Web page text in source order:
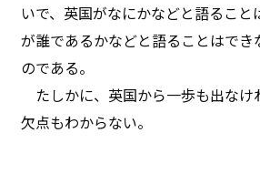
いで、英国がなにかなどと語ること
が誰であるかなどと語ることはでき
のである。
たしかに、英国から一歩も出なけ
欠点もわからない。